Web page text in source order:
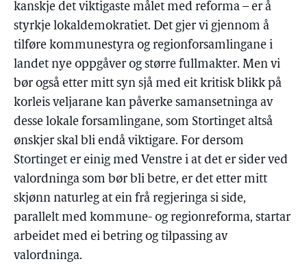
kanskje det viktigaste målet med reforma – er å
styrkje lokaldemokratiet. Det gjer vi gjennom å
tilføre kommunestyra og regionforsamlingane i
landet nye oppgåver og større fullmakter. Men vi
bør også etter mitt syn sjå med eit kritisk blikk på
korleis veljarane kan påverke samansetninga av
desse lokale forsamlingane, som Stortinget altså
ønskjer skal bli endå viktigare. For dersom
Stortinget er einig med Venstre i at det er sider ved
valordninga som bør bli betre, er det etter mitt
skjønn naturleg at ein frå regjeringa si side,
parallelt med kommune- og regionreforma, startar
arbeidet med ei betring og tilpassing av
valordninga.